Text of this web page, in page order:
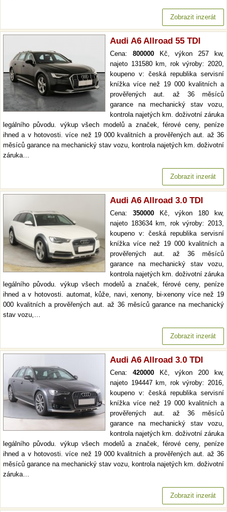
Zobrazit inzerát
Audi A6 Allroad 55 TDI
Cena: 800000Kč, výkon 257 kw,
najeto 131580 km, rok výroby: 2020,
koupeno v: česká republika servisní
knížka více než 19 000 kvalitních a
prověřených aut. až 36 měsíců
garance na mechanický stav vozu,
kontrola najetých km. doživotní záruka
legálního původu. výkup všech modelů a značek, férové ceny, peníze
ihned a v hotovosti. více než 19 000 kvalitních a prověřených aut. až 36
měsíců garance na mechanický stav vozu, kontrola najetých km. doživotní
záruka…
Zobrazit inzerát
Audi A6 Allroad 3.0 TDI
Cena: 350000Kč, výkon 180 kw,
najeto 183634 km, rok výroby: 2013,
koupeno v: česká republika servisní
knížka více než 19 000 kvalitních a
prověřených aut. až 36 měsíců
garance na mechanický stav vozu,
kontrola najetých km. doživotní záruka
legálního původu. výkup všech modelů a značek, férové ceny, peníze
ihned a v hotovosti. automat, kůže, navi, xenony, bi-xenony více než 19
000 kvalitních a prověřených aut. až 36 měsíců garance na mechanický
stav vozu,…
Zobrazit inzerát
Audi A6 Allroad 3.0 TDI
Cena: 420000Kč, výkon 200 kw,
najeto 194447 km, rok výroby: 2016,
koupeno v: česká republika servisní
knížka více než 19 000 kvalitních a
prověřených aut. až 36 měsíců
garance na mechanický stav vozu,
kontrola najetých km. doživotní záruka
legálního původu. výkup všech modelů a značek, férové ceny, peníze
ihned a v hotovosti. více než 19 000 kvalitních a prověřených aut. až 36
měsíců garance na mechanický stav vozu, kontrola najetých km. doživotní
záruka…
Zobrazit inzerát